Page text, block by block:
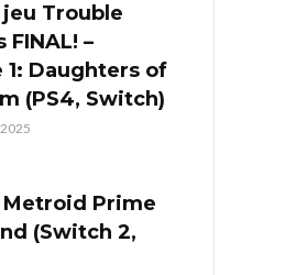
Trouble
–
1: Daughters of
(PS4, Switch)
Metroid Prime
(Switch 2,